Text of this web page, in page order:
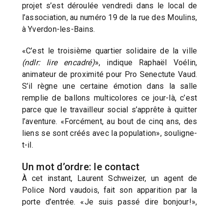
projet s’est déroulée vendredi dans le local de
l’association, au numéro 19 de la rue des Moulins,
à Yverdon-les-Bains.
«C’est le troisième quartier solidaire de la ville
(ndlr: lire encadré)», indique Raphaël Voélin,
animateur de proximité pour Pro Senectute Vaud.
S’il règne une certaine émotion dans la salle
remplie de ballons multicolores ce jour-là, c’est
parce que le travailleur social s’apprête à quitter
l’aventure. «Forcément, au bout de cinq ans, des
liens se sont créés avec la population», souligne-
t-il.
Un mot d’ordre: le contact
À cet instant, Laurent Schweizer, un agent de
Police Nord vaudois, fait son apparition par la
porte d’entrée. «Je suis passé dire bonjour!»,